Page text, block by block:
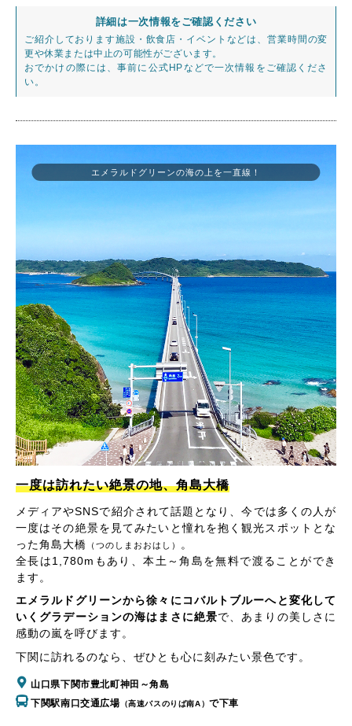
詳細は一次情報をご確認ください
ご紹介しております施設・飲食店・イベントなどは、営業時間の変
更や休業または中止の可能性がございます。
おでかけの際には、事前に公式HPなどで一次情報をご確認くださ
い。
エメラルドグリーンの海の上を一直線！
一度は訪れたい絶景の地、角島大橋
メディアやSNSで紹介されて話題となり、今では多くの人が
一度はその絶景を見てみたいと憧れを抱く観光スポットとな
った角島大橋 （つのしまおおはし）
。
全長は1,780mもあり、本土～角島を無料で渡ることができ
ます。
エメラルドグリーンから徐々にコバルトブルーへと変化して
いくグラデーションの海はまさに絶景で、あまりの美しさに
感動の嵐を呼びます。
下関に訪れるのなら、ぜひとも心に刻みたい景色です。
山口県下関市豊北町神田～角島
下関駅南口交通広場 （高速バスのりば南A）で下車